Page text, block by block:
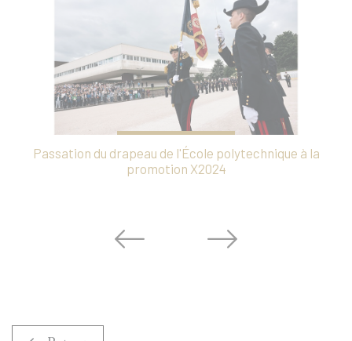
Passation du drapeau de l'École polytechnique à la
promotion X2024